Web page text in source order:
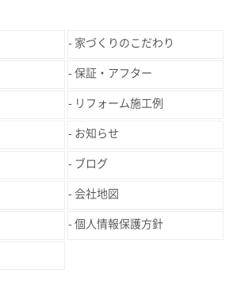
家づくりのこだわり
保証・アフター
リフォーム施工例
お知らせ
ブログ
会社地図
個人情報保護方針